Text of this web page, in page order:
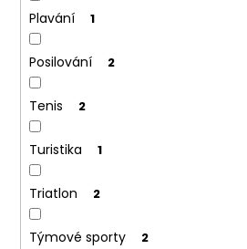
Plavání 1
Posilování 2
Tenis 2
Turistika 1
Triatlon 2
Týmové sporty 2